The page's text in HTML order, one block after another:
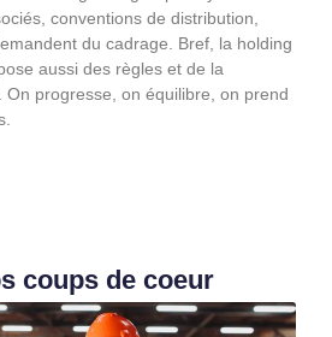
conventions de distribution,
du cadrage. Bref, la holding
aussi des règles et de la
On progresse, on équilibre, on prend
coups de coeur